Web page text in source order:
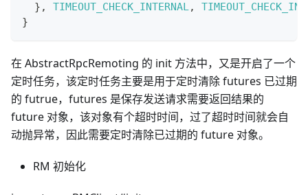
} , TIMEOUT_CHECK_INTERNAL,
}
在 AbstractRpcRemoting 的 init 方法中，又是开启了一个
定时任务，该定时任务主要是用于定时清除 futures 已过期
的 futrue，futures 是保存发送请求需要返回结果的
future 对象，该对象有个超时时间，过了超时时间就会自
动抛异常，因此需要定时清除已过期的 future 对象。
RM 初始化